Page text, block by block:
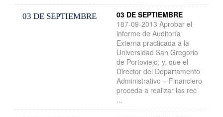
03 DE SEPTIEMBRE
03 DE SEPTIEMBRE
187-09-2013 Aprobar el
informe de Auditoría
Externa practicada a la
Universidad San Gregorio
de Portoviejo; y, que el
Director del Departamento
Administrativo – Financiero
proceda a realizar las rec
...